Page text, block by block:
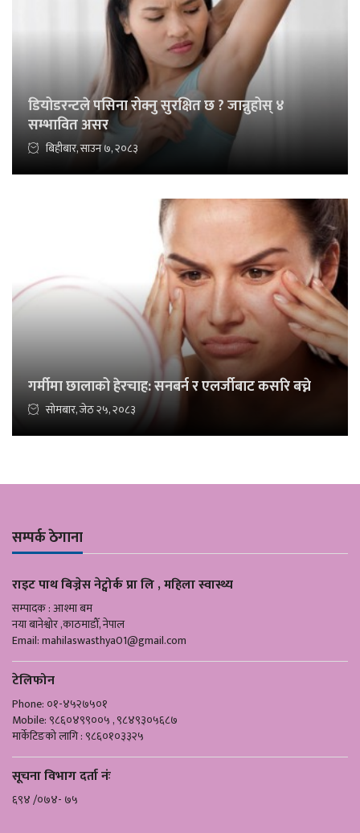
डियोडरन्टले पसिना रोक्नु सुरक्षित छ ? जान्नुहोस् ४
सम्भावित असर
बिहीबार, साउन ७, २०८३
गर्मीमा छालाको हेरचाह: सनबर्न र एलर्जीबाट कसरि बच्ने
सोमबार, जेठ २५, २०८३
सम्पर्क ठेगाना
राइट पाथ बिज्नेस नेट्वोर्क प्रा लि , महिला स्वास्थ्य
सम्पादक : आश्मा बम
नया बानेश्वोर ,काठमाडौँ, नेपाल
Email:mahilaswasthya01@gmail.com
टेलिफोन
Phone: ०१-४५२७५०१
Mobile: ९८६०४९९००५ , ९८४९३०५६८७
मार्केटिङको लागि : ९८६०१०३३२५
सूचना विभाग दर्ता नंः
६९४ /०७४- ७५